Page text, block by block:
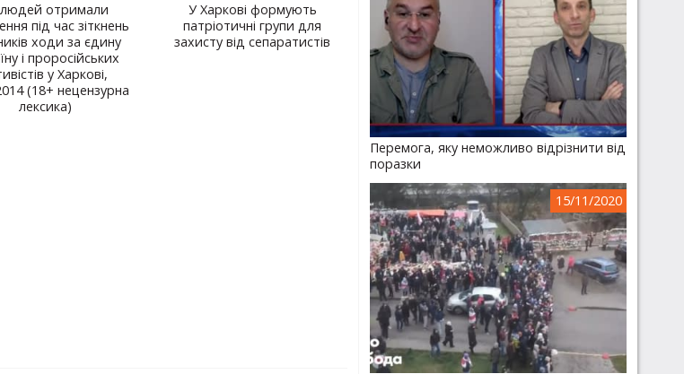
отримали
під час зіткнень
ходи за єдину
і проросійських
у Харкові,
(18+ нецензурна
лексика)
У Харкові формують
патріотичні групи для
захисту від сепаратистів
Перемога, яку неможливо відрізнити від
поразки
15/11/2020